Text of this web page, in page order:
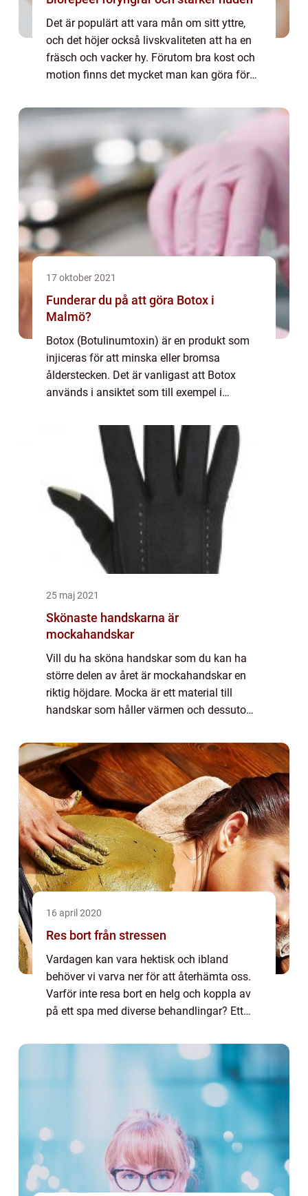
Det är populärt att vara mån om sitt yttre,
och det höjer också livskvaliteten att ha en
fräsch och vacker hy. Förutom bra kost och
motion finns det mycket man kan göra för
mycket yngre och spänstigare ut. En v...
17 oktober 2021
Funderar du på att göra Botox i
Malmö?
Botox (Botulinumtoxin) är en produkt som
injiceras för att minska eller bromsa
ålderstecken. Det är vanligast att Botox
används i ansiktet som till exempel i
runt ögonen. Utöver dessa områden så kan
man bland an...
25 maj 2021
Skönaste handskarna är
mockahandskar
Vill du ha sköna handskar som du kan ha
större delen av året är mockahandskar en
riktig höjdare. Mocka är ett material till
handskar som håller värmen och dessutom
fest och se riktigt glamorös ut. När du s...
16 april 2020
Res bort från stressen
Vardagen kan vara hektisk och ibland
behöver vi varva ner för att återhämta oss.
Varför inte resa bort en helg och koppla av
på ett spa med diverse behandlingar? Ett